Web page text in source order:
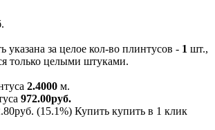
указана за целое кол-во плинтусов - 1 шт.,
только целыми штуками.
2.4000 м.
972.00руб.
руб. (15.1%) Купить купить в 1 клик